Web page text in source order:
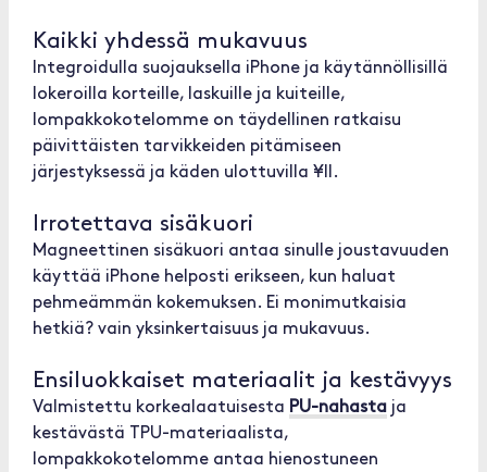
Kaikki yhdessä mukavuus
Integroidulla suojauksella iPhone ja käytännöllisillä
lokeroilla korteille, laskuille ja kuiteille,
lompakkokotelomme on täydellinen ratkaisu
päivittäisten tarvikkeiden pitämiseen
järjestyksessä ja käden ulottuvilla ¥ll.
Irrotettava sisäkuori
Magneettinen sisäkuori antaa sinulle joustavuuden
käyttää iPhone helposti erikseen, kun haluat
pehmeämmän kokemuksen. Ei monimutkaisia
hetkiä? vain yksinkertaisuus ja mukavuus.
Ensiluokkaiset materiaalit ja kestävyys
Valmistettu korkealaatuisesta PU-nahasta ja
kestävästä TPU-materiaalista,
lompakkokotelomme antaa hienostuneen